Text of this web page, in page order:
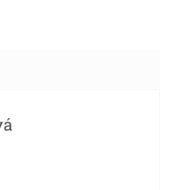
hvězdiček.